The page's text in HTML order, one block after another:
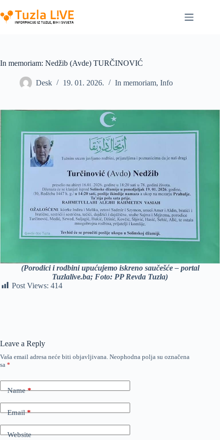
to
content
In memoriam: Nedžib (Avde) TURČINOVIĆ
Desk 19. 01. 2026. In memoriam, Info
(Porodici i rodbini upućujemo iskreno saučešće – portal
Tuzlalive.ba; Foto: PP Revda Tuzla)
Post Views: 414
Leave a Reply
Vaša email adresa neće biti objavljivana. Neophodna polja su označena
sa *
Name*
Email*
Website